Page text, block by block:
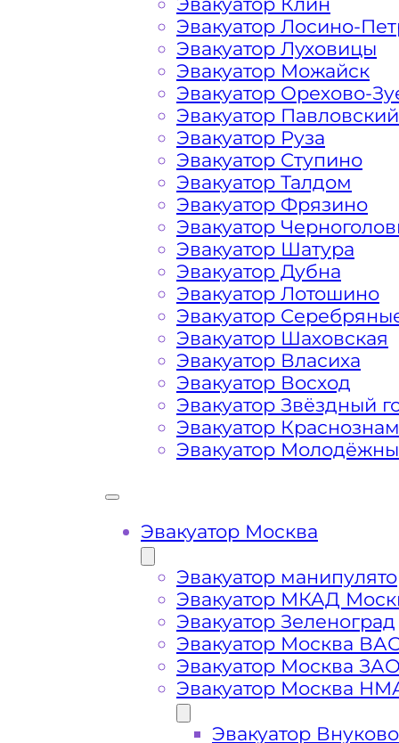
Расчет стоимости эвакуатора за
района, в каждом конкретном
фирма всегда готова порадовать
автомобилистов и Гостей Столицы.
На стоимость эвакуации
Габариты, вес и тип
Заказанный эвакуатор
платформой
Маршрут от места вызова
Молжаниновского района Москвы
Затрудняющие факторы –
Сложная эвакуация при аварии,
Буксировка автомобиля из
Эвакуатор Лосино-
Эвакуатор Луховицы
Эвакуатор Можайск
Эвакуатор Орехово-
Эвакуатор
Эвакуатор Руза
Эвакуатор Ступино
Эвакуатор Талдом
Эвакуатор Фрязино
Эвакуатор
Эвакуатор Шатура
Эвакуатор Дубна
Эвакуатор Лотошино
Эвакуатор
Эвакуатор Шаховская
Эвакуатор Власиха
Эвакуатор Восход
Эвакуатор Звёздный
Эвакуатор
Эвакуатор
Эвакуатор Москва
Эвакуатор
Эвакуатор МКАД
Эвакуатор Зеленоград
Эвакуатор Москва
Эвакуатор Москва
Эвакуатор Москва
Эвакуатор Внуково